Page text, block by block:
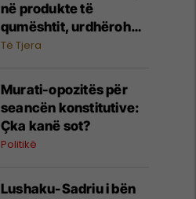
në produkte të
qumështit, urdhërohet
tërheqja nga tregu
Të Tjera
​Murati-opozitës për
seancën konstitutive:
Çka kanë sot?
Politikë
Lushaku-Sadriu i bën